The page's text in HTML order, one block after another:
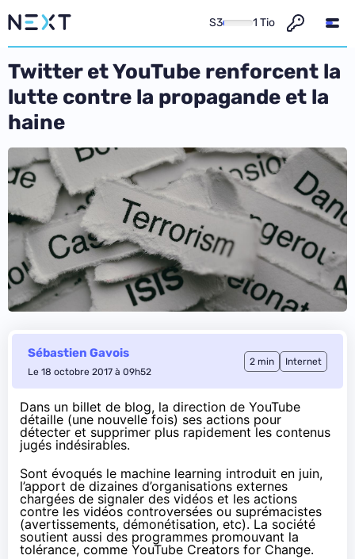
S3 1 Tio
Twitter et YouTube renforcent la
lutte contre la propagande et la
haine
Sébastien Gavois
Le 18 octobre 2017 à 09h52
2 min Internet
Dans un billet de blog, la direction de YouTube
détaille (une nouvelle fois) ses actions pour
détecter et supprimer plus rapidement les contenus
jugés indésirables.
Sont évoqués le machine learning introduit en juin,
l’apport de dizaines d’organisations externes
chargées de signaler des vidéos et les actions
contre les vidéos controversées ou suprémacistes
(avertissements, démonétisation, etc). La société
soutient aussi des programmes promouvant la
tolérance, comme YouTube Creators for Change.